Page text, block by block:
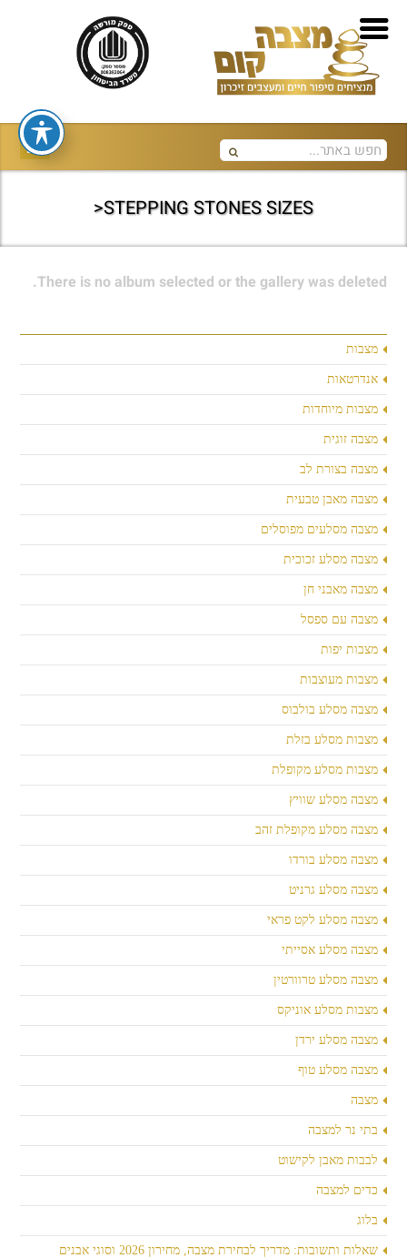
STEPPING STONES SIZES<
מצבות
אנדרטאות
מצבות מיוחדות
מצבה זוגית
מצבה בצורת לב
מצבה מאבן טבעית
מצבה מסלעים מפוסלים
מצבה מסלע זכוכית
מצבה מאבני חן
מצבה עם ספסל
מצבות יפות
מצבות מעוצבות
מצבה מסלע בולבוס
מצבות מסלע בזלת
מצבות מסלע מקופלת
מצבה מסלע שוויץ
מצבה מסלע מקופלת זהב
מצבה מסלע בורדו
מצבה מסלע גרניט
מצבה מסלע לקט פראי
מצבה מסלע אסייתי
מצבה מסלע טרוורטין
מצבות מסלע אוניקס
מצבה מסלע ירדן
מצבה מסלע טוף
מצבה
בתי נר למצבה
לבבות מאבן לקישוט
כדים למצבה
בלוג
שאלות ותשובות: מדריך לבחירת מצבה, מחירון 2026 וסוגי אבנים
There is no album selected or the gallery was deleted.